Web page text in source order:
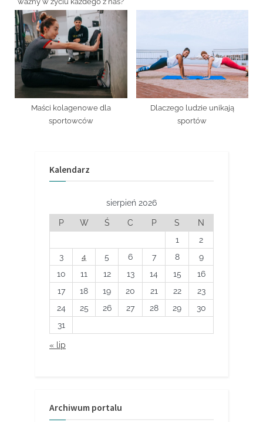
Maści kolagenowe dla
sportowców
Dlaczego ludzie unikają
sportów
Kalendarz
sierpień 2026
P W Ś C P S
N
1
2
3
4 5 6 7 8
9
10
11 12 13 14 15
16
17
18 19 20 21 22
23
24
25 26 27 28 29
30
31
« lip
Archiwum portalu